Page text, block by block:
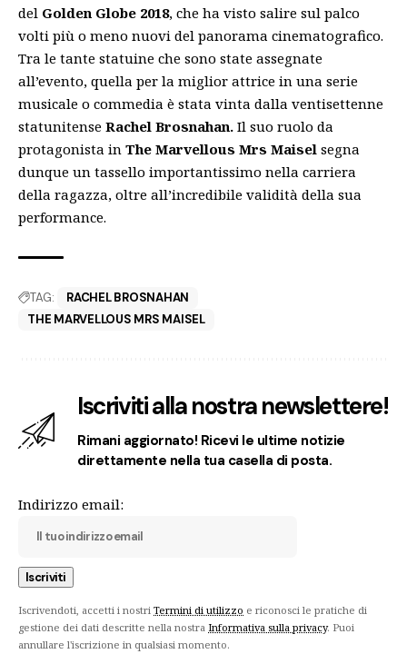
del Golden Globe 2018, che ha visto salire sul palco
volti più o meno nuovi del panorama cinematografico.
Tra le tante statuine che sono state assegnate
all’evento, quella per la miglior attrice in una serie
musicale o commedia è stata vinta dalla ventisettenne
statunitense Rachel Brosnahan. Il suo ruolo da
protagonista in The Marvellous Mrs Maisel segna
dunque un tassello importantissimo nella carriera
della ragazza, oltre all’incredibile validità della sua
performance.
TAG:
RACHEL BROSNAHAN
THE MARVELLOUS MRS MAISEL
Iscriviti alla nostra newslettere!
Rimani aggiornato! Ricevi le ultime notizie
direttamente nella tua casella di posta.
Indirizzo email:
Iscrivendoti, accetti i nostri Termini di utilizzo e riconosci le pratiche di
gestione dei dati descritte nella nostra Informativa sulla privacy. Puoi
annullare l'iscrizione in qualsiasi momento.